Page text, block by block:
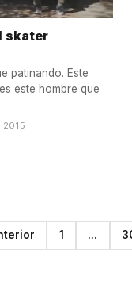
skater
patinando. Este
este hombre que
2015
1 ...